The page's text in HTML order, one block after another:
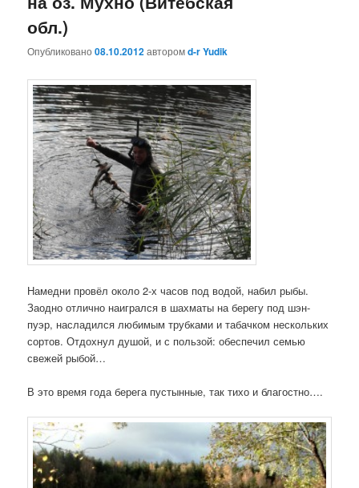
обл.)
Опубликовано08.10.2012авторомd-r Yudik
Намедни провёл около 2-х часов под водой, набил рыбы.
Заодно отлично наигрался в шахматы на берегу под шэн-
пуэр, насладился любимым трубками и табачком нескольких
сортов. Отдохнул душой, и с пользой: обеспечил семью
свежей рыбой…
В это время года берега пустынные, так тихо и благостно….